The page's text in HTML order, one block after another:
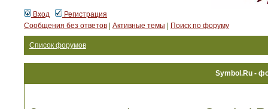
Вход
Регистрация
Сообщения без ответов
Активные темы Поиск по форуму
Список форумов
Symbol.Ru -